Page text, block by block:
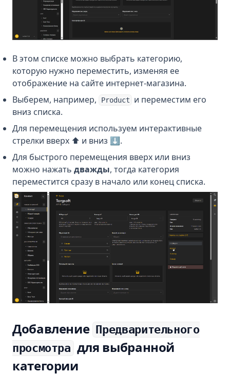
В этом списке можно выбрать категорию,
которую нужно переместить, изменяя ее
отображение на сайте интернет-магазина.
Выберем, например,
Product
и переместим его
вниз списка.
Для перемещения используем интерактивные
стрелки вверх ⬆️ и вниз ⬇️.
Для быстрого перемещения вверх или вниз
можно нажать дважды, тогда категория
переместится сразу в начало или конец списка.
Добавление Предварительного
просмотра для выбранной
категории